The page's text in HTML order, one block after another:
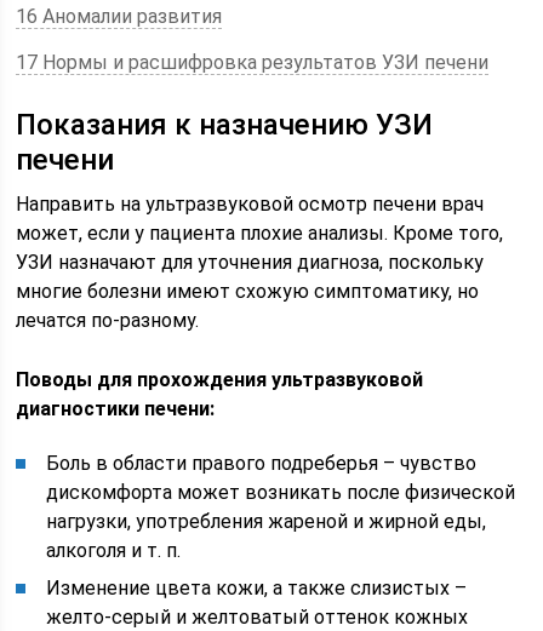
16 Аномалии развития
17 Нормы и расшифровка результатов УЗИ печени
Показания к назначению УЗИ
печени
Направить на ультразвуковой осмотр печени врач
может, если у пациента плохие анализы. Кроме того,
УЗИ назначают для уточнения диагноза, поскольку
многие болезни имеют схожую симптоматику, но
лечатся по-разному.
Поводы для прохождения ультразвуковой
диагностики печени:
Боль в области правого подреберья – чувство
дискомфорта может возникать после физической
нагрузки, употребления жареной и жирной еды,
алкоголя и т. п.
Изменение цвета кожи, а также слизистых –
желто-серый и желтоватый оттенок кожных